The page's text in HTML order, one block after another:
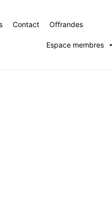
Contact Offrandes
Espace membres